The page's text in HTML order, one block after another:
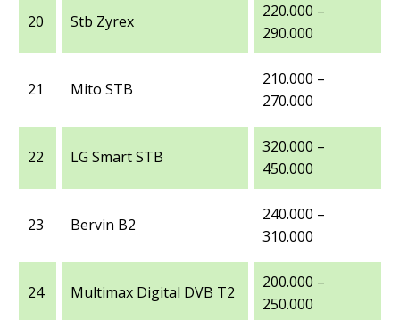
20 Stb Zyrex
220.000 –
290.000
21 Mito STB
210.000 –
270.000
22 LG Smart STB
320.000 –
450.000
23 Bervin B2
240.000 –
310.000
24 Multimax Digital DVB T2
200.000 –
250.000